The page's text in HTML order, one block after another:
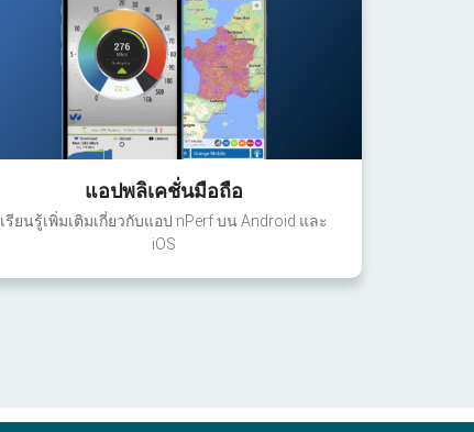
แอปพลิเคชั่นมือถือ
เรียนรู้เพิ่มเติมเกี่ยวกับแอป nPerf บน Android และ
iOS